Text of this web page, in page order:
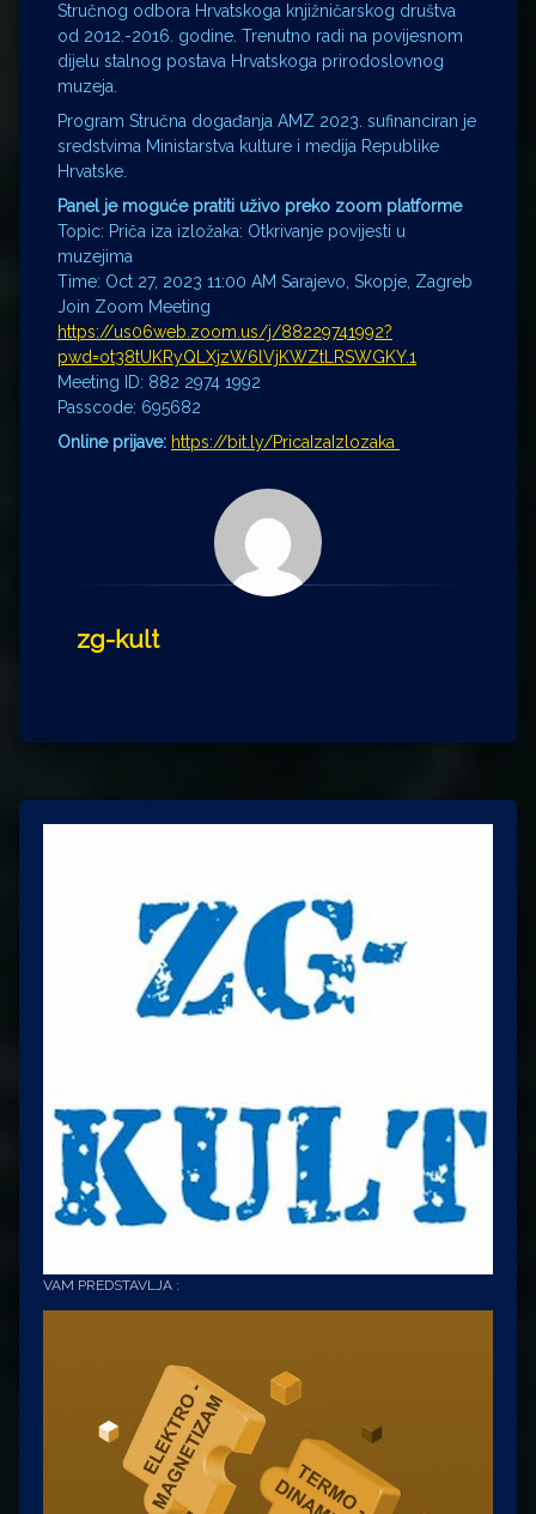
Stručnog odbora Hrvatskoga knjižničarskog društva
od 2012.-2016. godine. Trenutno radi na povijesnom
dijelu stalnog postava Hrvatskoga prirodoslovnog
muzeja.
Program Stručna događanja AMZ 2023. sufinanciran je
sredstvima Ministarstva kulture i medija Republike
Hrvatske.
Panel je moguće pratiti uživo preko zoom platforme
Topic: Priča iza izložaka: Otkrivanje povijesti u
muzejima
Time: Oct 27, 2023 11:00 AM Sarajevo, Skopje, Zagreb
Join Zoom Meeting
https://us06web.zoom.us/j/88229741992?
pwd=ot38tUKRyQLXjzW6lVjKWZtLRSWGKY.1
Meeting ID: 882 2974 1992
Passcode: 695682
Online prijave: https://bit.ly/PricaIzaIzlozaka
zg-kult
VAM PREDSTAVLJA :